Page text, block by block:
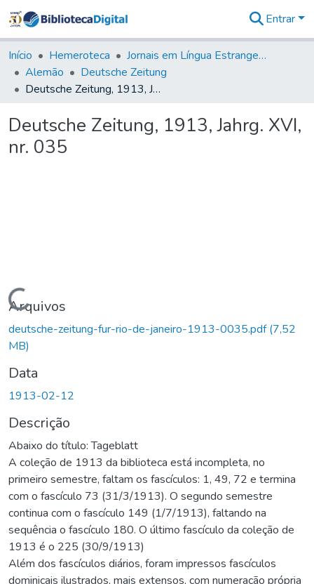
&
Coleções
Tudo na
Biblioteca
Estatísticas
Entrar
Início Hemeroteca
Jornais em Língua Estrangeira
Alemão
Deutsche Zeitung
Deutsche Zeitung, 1913, Jahrg. XVI, nr. 035
Deutsche Zeitung, 1913, Jahrg. XVI,
nr. 035
Carregando...
Arquivos
deutsche-zeitung-fur-rio-de-janeiro-1913-0035.pdf(7,52
MB)
Data
1913-02-12
Descrição
Abaixo do título: Tageblatt
A coleção de 1913 da biblioteca está incompleta, no
primeiro semestre, faltam os fascículos: 1, 49, 72 e termina
com o fascículo 73 (31/3/1913). O segundo semestre
continua com o fascículo 149 (1/7/1913), faltando na
sequência o fascículo 180. O último fascículo da coleção de
1913 é o 225 (30/9/1913)
Além dos fascículos diários, foram impressos fascículos
dominicais ilustrados, mais extensos, com numeração própria